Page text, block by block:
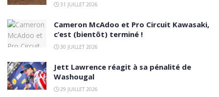
31 JUILLET 2026
Cameron McAdoo et Pro Circuit Kawasaki,
c’est (bientôt) terminé !
30 JUILLET 2026
Jett Lawrence réagit à sa pénalité de
Washougal
29 JUILLET 2026